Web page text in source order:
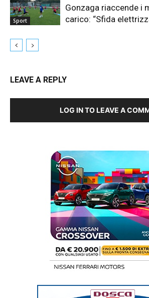
Sport
Gonzaga riaccende i
carico: “Sfida
LEAVE A REPLY
LOG IN TO LEAVE A